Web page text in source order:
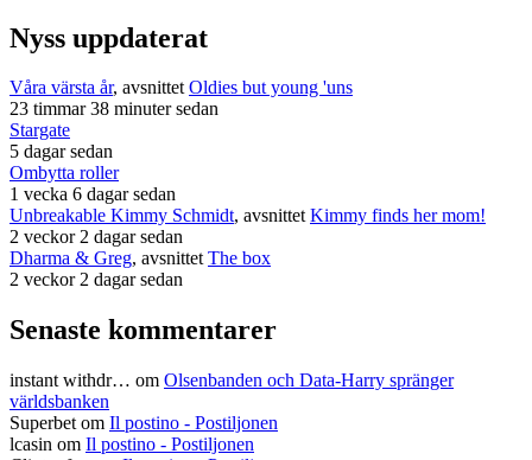
Nyss uppdaterat
Våra värsta år, avsnittetOldies but young 'uns
23 timmar 38 minuter sedan
Stargate
5 dagar sedan
Ombytta roller
1 vecka 6 dagar sedan
Unbreakable Kimmy Schmidt, avsnittetKimmy finds her mom!
2 veckor 2 dagar sedan
Dharma & Greg, avsnittetThe box
2 veckor 2 dagar sedan
Senaste kommentarer
instant withdr… om Olsenbanden och Data-Harry spränger
världsbanken
Superbet om Il postino - Postiljonen
lcasin om Il postino - Postiljonen